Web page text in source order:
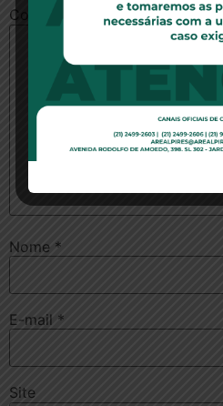
Comentário
Nome *
E-mail *
Site